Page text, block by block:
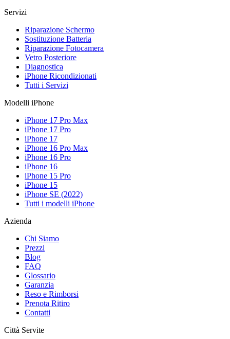
Servizi
Riparazione Schermo
Sostituzione Batteria
Riparazione Fotocamera
Vetro Posteriore
Diagnostica
iPhone Ricondizionati
Tutti i Servizi
Modelli iPhone
iPhone 17 Pro Max
iPhone 17 Pro
iPhone 17
iPhone 16 Pro Max
iPhone 16 Pro
iPhone 16
iPhone 15 Pro
iPhone 15
iPhone SE (2022)
Tutti i modelli iPhone
Azienda
Chi Siamo
Prezzi
Blog
FAQ
Glossario
Garanzia
Reso e Rimborsi
Prenota Ritiro
Contatti
Città Servite